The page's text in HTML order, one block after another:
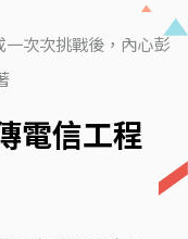
一次次挑戰後，內心彭
電信工程